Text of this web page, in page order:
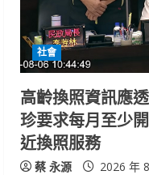
社會
高齡換照資訊應
珍要求每月至少
近換照服務
蔡 永源 2026 年